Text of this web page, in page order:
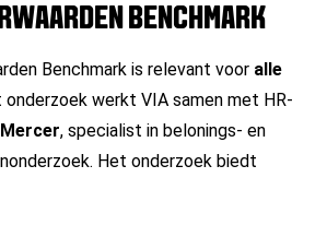
BENCHMARK
Benchmark is relevant voor alle
onderzoek werkt VIA samen met HR-
Mercer, specialist in belonings- en
Het onderzoek biedt